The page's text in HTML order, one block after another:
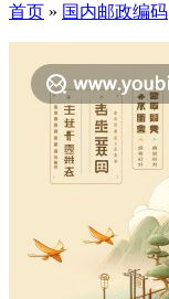
首页 » 国内邮政编码